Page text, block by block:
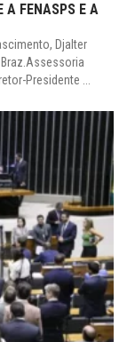
A FENASPS E A
Djalter
Presidente ...